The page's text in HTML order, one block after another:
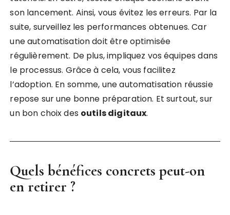
son lancement. Ainsi, vous évitez les erreurs. Par la
suite, surveillez les performances obtenues. Car
une automatisation doit être optimisée
régulièrement. De plus, impliquez vos équipes dans
le processus. Grâce à cela, vous facilitez
l’adoption. En somme, une automatisation réussie
repose sur une bonne préparation. Et surtout, sur
un bon choix des outils digitaux.
Quels bénéfices concrets peut-on
en retirer ?